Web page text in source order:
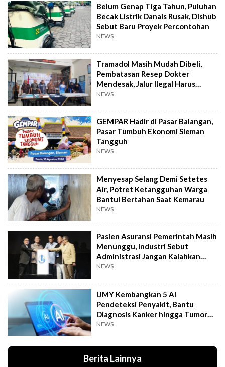
Belum Genap Tiga Tahun, Puluhan
Becak Listrik Danais Rusak, Dishub
Sebut Baru Proyek Percontohan
NEWS
Tramadol Masih Mudah Dibeli,
Pembatasan Resep Dokter
Mendesak, Jalur Ilegal Harus
Distop
NEWS
GEMPAR Hadir di Pasar Balangan,
Pasar Tumbuh Ekonomi Sleman
Tangguh
NEWS
Menyesap Selang Demi Setetes
Air, Potret Ketangguhan Warga
Bantul Bertahan Saat Kemarau
NEWS
Pasien Asuransi Pemerintah Masih
Menunggu, Industri Sebut
Administrasi Jangan Kalahkan
Kemanusiaan
NEWS
UMY Kembangkan 5 AI
Pendeteksi Penyakit, Bantu
Diagnosis Kanker hingga Tumor
Otak Lebih Cepat
NEWS
Berita Lainnya